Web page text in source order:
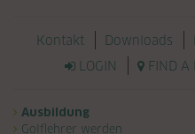
Navigation überspringen
Kontakt Downloads
LOGIN
FIND A
Navigation überspringen
Ausbildung
Golflehrer werden